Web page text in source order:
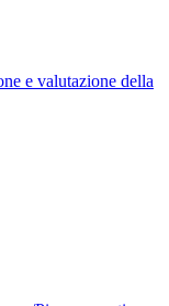
e valutazione della